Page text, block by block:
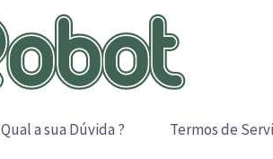
Qual a sua Dúvida ? Termos de